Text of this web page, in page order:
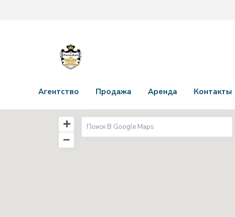
Агентство Продажа Аренда Контакты